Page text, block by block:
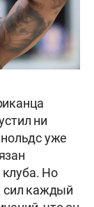
ни
уже
Но
сил каждый